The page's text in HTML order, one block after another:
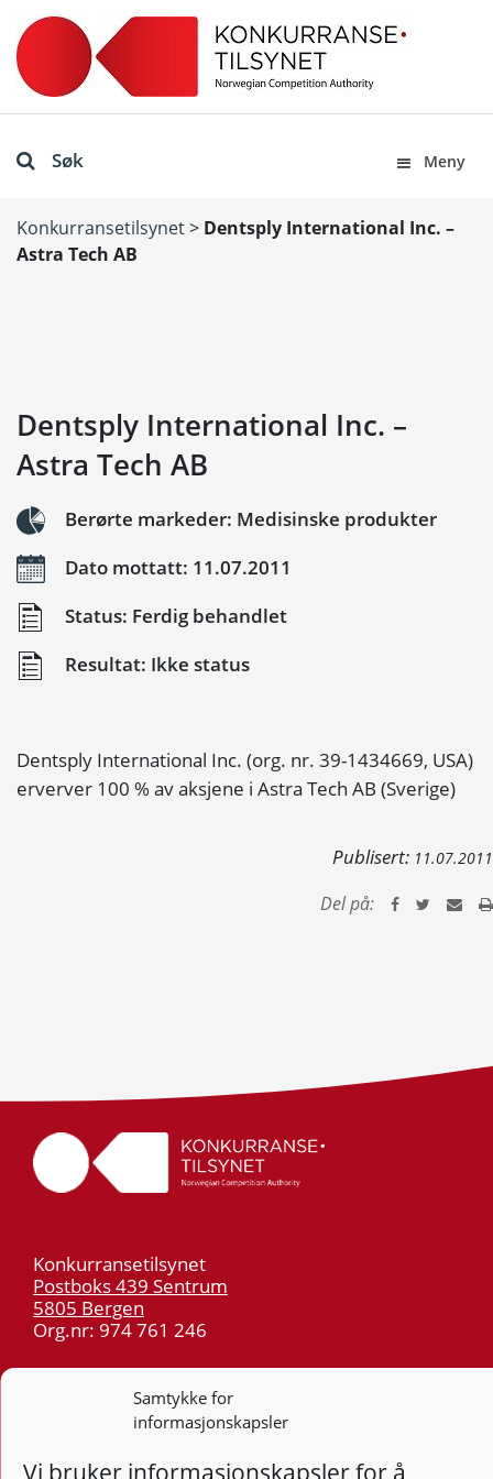
Samtykke for
informasjonskapsler
Vi bruker informasjonskapsler for å
Søk Meny
Konkurransetilsynet> Dentsply International Inc. –
Astra Tech AB
Dentsply International Inc. –
Astra Tech AB
Berørte markeder: Medisinske produkter
Dato mottatt: 11.07.2011
Status: Ferdig behandlet
Resultat: Ikke status
Dentsply International Inc. (org. nr. 39-1434669, USA)
erverver 100 % av aksjene i Astra Tech AB (Sverige)
Publisert: 11.07.2011
Del på:
Konkurransetilsynet
Postboks 439 Sentrum
5805 Bergen
Org.nr: 974 761 246
55 59 75 00
post@kt.no